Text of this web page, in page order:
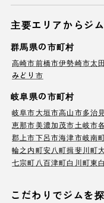
主要エリアからジ
群馬県の市町村
高崎市前橋市伊勢崎市太
みどり市
岐阜県の市町村
岐阜市大垣市高山市多治
恵那市美濃加茂市土岐市
郡上市下呂市海津市岐南
輪之内町安八町揖斐川町
七宗町 八百津町白川町東
こだわりでジムを